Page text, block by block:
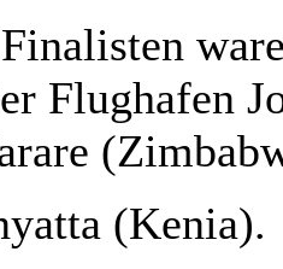
Flughafen
(Kenia).